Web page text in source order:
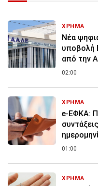
ΧΡΗΜΑ
Νέα
υποβολή
από την
02:00
ΧΡΗΜΑ
e-ΕΦΚΑ:
01:00
ΧΡΗΜΑ